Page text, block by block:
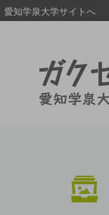
愛知学泉大学サイトへ